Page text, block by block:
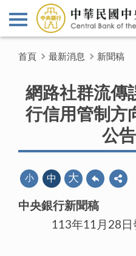
首頁 最新消息 新聞稿
網路社群流傳
行信用管制方
公
小 中 大
中央銀行新聞稿
113年11月28日